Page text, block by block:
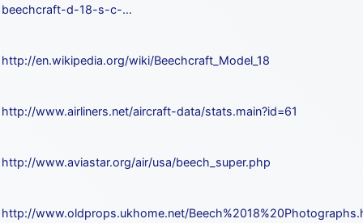
beechcraft-d-18-s-c-…
http://en.wikipedia.org/wiki/Beechcraft_Model_18
http://www.airliners.net/aircraft-data/stats.main?id=61
http://www.aviastar.org/air/usa/beech_super.php
http://www.oldprops.ukhome.net/